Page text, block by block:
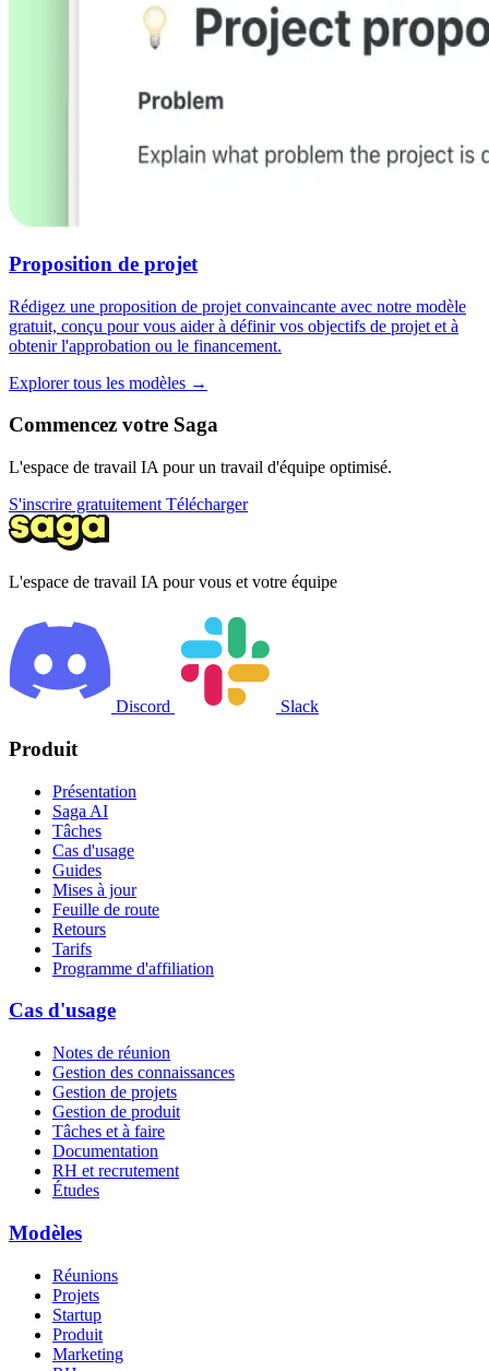
Proposition de projet
Rédigez une proposition de projet convaincante avec notre modèle
gratuit, conçu pour vous aider à définir vos objectifs de projet et à
obtenir l'approbation ou le financement.
Explorer tous les modèles →
Commencez votre Saga
L'espace de travail IA pour un travail d'équipe optimisé.
S'inscrire gratuitement Télécharger
L'espace de travail IA pour vous et votre équipe
Discord Slack
Produit
Présentation
Saga AI
Tâches
Cas d'usage
Guides
Mises à jour
Feuille de route
Retours
Tarifs
Programme d'affiliation
Cas d'usage
Notes de réunion
Gestion des connaissances
Gestion de projets
Gestion de produit
Tâches et à faire
Documentation
RH et recrutement
Études
Modèles
Réunions
Projets
Startup
Produit
Marketing